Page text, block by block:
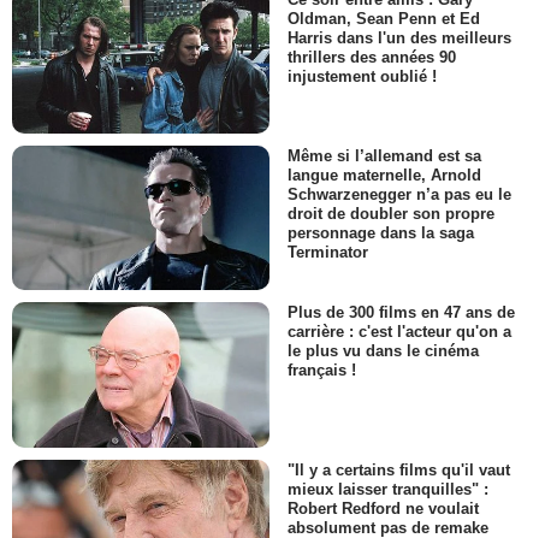
Oldman, Sean Penn et Ed
Harris dans l'un des meilleurs
thrillers des années 90
injustement oublié !
Même si l’allemand est sa
langue maternelle, Arnold
Schwarzenegger n’a pas eu le
droit de doubler son propre
personnage dans la saga
Terminator
Plus de 300 films en 47 ans de
carrière : c'est l'acteur qu'on a
le plus vu dans le cinéma
français !
"Il y a certains films qu'il vaut
mieux laisser tranquilles" :
Robert Redford ne voulait
absolument pas de remake